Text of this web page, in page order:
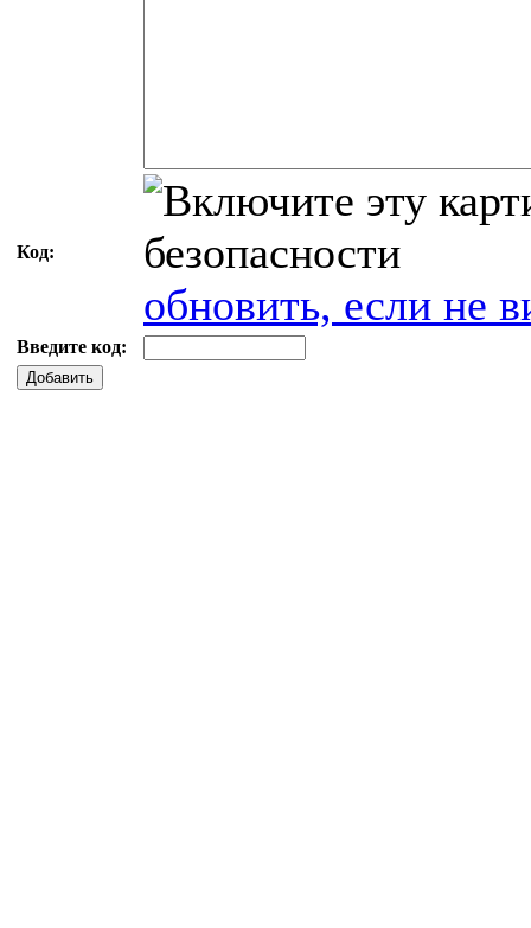
Код:
обновить, если не
Введите код:
Добавить